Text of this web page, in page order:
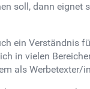
soll, dann eignet
ein Verständnis
in vielen
als Werbetexter/